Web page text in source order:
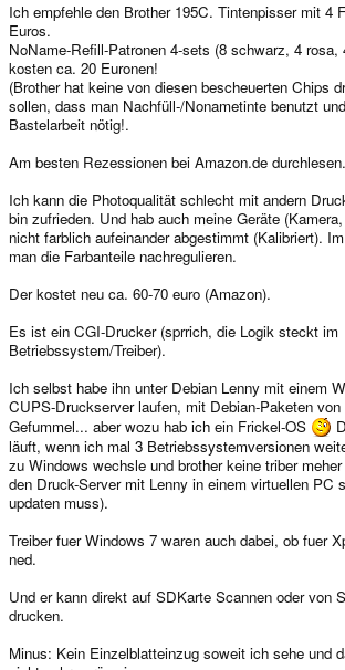
Ich empfehle den Brother 195C. Tintenpisser mit 4
Euros.
NoName-Refill-Patronen 4-sets (8 schwarz, 4 rosa,
kosten ca. 20 Euronen!
(Brother hat keine von diesen bescheuerten Chips
sollen, dass man Nachfüll-/Nonametinte benutzt
Bastelarbeit nötig!.
Am besten Rezessionen bei Amazon.de durchlesen.
Ich kann die Photoqualität schlecht mit andern
bin zufrieden. Und hab auch meine Geräte
nicht farblich aufeinander abgestimmt (Kalibriert).
man die Farbanteile nachregulieren.
Der kostet neu ca. 60-70 euro (Amazon).
Es ist ein CGI-Drucker (sprrich, die Logik steckt im
Betriebssystem/Treiber).
Ich selbst habe ihn unter Debian Lenny mit einem
CUPS-Druckserver laufen, mit Debian-Paketen von
Gefummel... aber wozu hab ich ein Frickel-OS
läuft, wenn ich mal 3 Betriebssystemversionen
zu Windows wechsle und brother keine triber
den Druck-Server mit Lenny in einem virtuellen PC
updaten muss).
Treiber fuer Windows 7 waren auch dabei, ob fuer
ned.
Und er kann direkt auf SDKarte Scannen oder von
drucken.
Minus: Kein Einzelblatteinzug soweit ich sehe und